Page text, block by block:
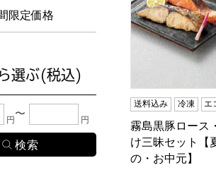
送料込み 冷凍 エ
霧島黒豚ロース
け三昧セット【
の・お中元】
限定価格
選ぶ(税込)
・上限金額のどちらか１つまたは両方に
円 円